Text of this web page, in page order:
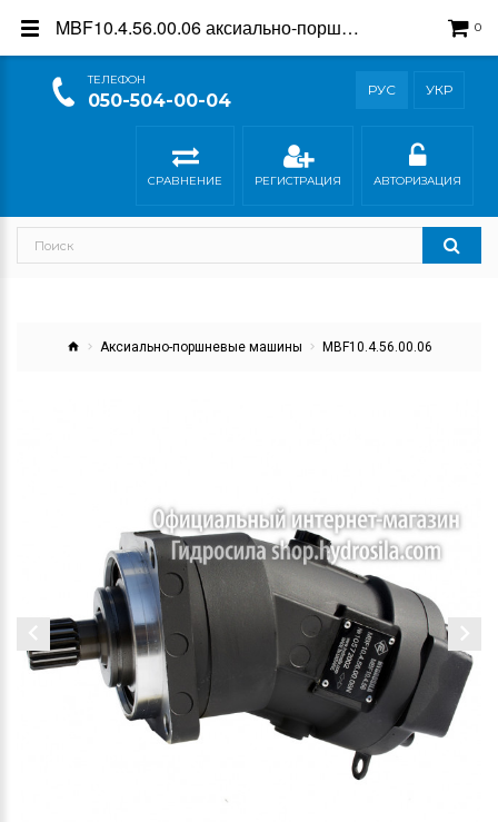
ТEЛЕФОН
050-504-00-04
РУС УКР
0
СРАВНЕНИЕ РЕГИСТРАЦИЯ АВТОРИЗАЦИЯ
Аксиально-поршневые машины MBF10.4.56.00.06
MBF10.4.56.00.06 аксиально-поршневой гидромотор - купить, Гидросила